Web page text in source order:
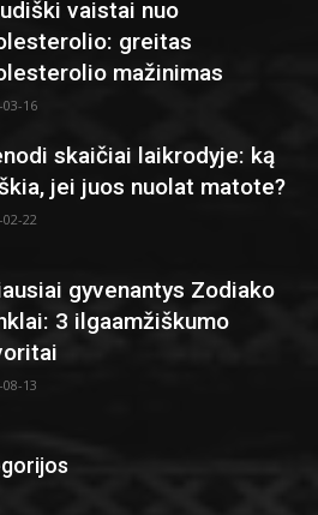
vaistai nuo
greitas
mažinimas
03-16
skaičiai laikrodyje: ką
jei juos nuolat matote?
02-22
gyvenantys Zodiako
3 ilgaamžiškumo
08-13